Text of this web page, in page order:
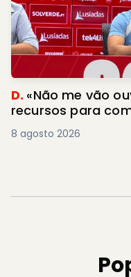
D. «Não me vão
recursos para
8 agosto 2026